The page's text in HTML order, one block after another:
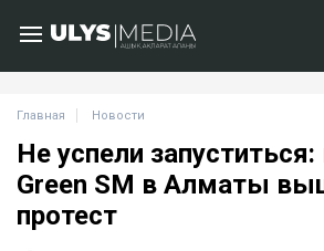
Главная Новости
Не успели
Green SM в Алматы
протест